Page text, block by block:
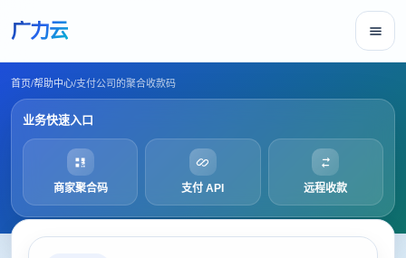
广力云
首页/帮助中心/支付公司的聚合收款码
业务快速入口
商家聚合码 支付 API 远程收款